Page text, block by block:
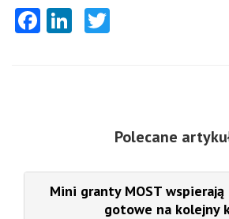
Facebook
LinkedIn
Polecane
Mini granty MOST
gotowe na kolejny